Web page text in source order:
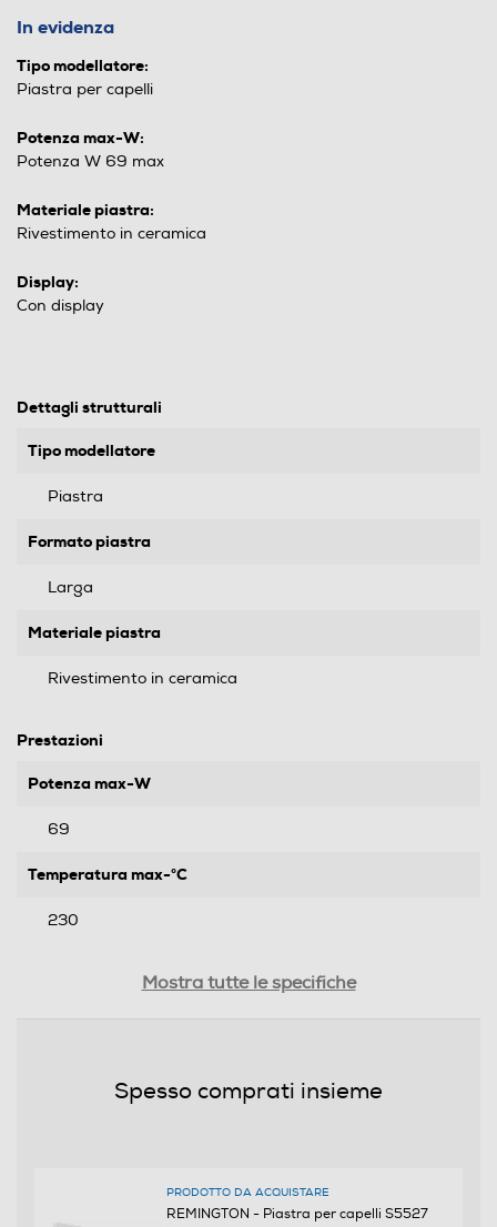
In evidenza
Tipo modellatore:
Piastra per capelli
Potenza max-W:
Potenza W 69 max
Materiale piastra:
Rivestimento in ceramica
Display:
Con display
Dettagli strutturali
Tipo modellatore
Piastra
Formato piastra
Larga
Materiale piastra
Rivestimento in ceramica
Prestazioni
Potenza max-W
69
Temperatura max-°C
230
Pettine incorporato
Mostra tutte le specifiche
Spesso comprati insieme
PRODOTTO DA ACQUISTARE
REMINGTON - Piastra per capelli S5527